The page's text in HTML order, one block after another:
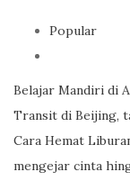
Popular
Belajar Mandiri di
Transit di Beijing,
Cara Hemat
mengejar cinta